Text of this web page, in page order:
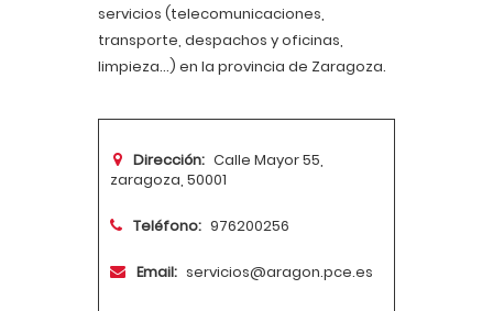
servicios (telecomunicaciones,
transporte, despachos y oficinas,
limpieza...) en la provincia de Zaragoza.
Dirección: Calle Mayor 55,
zaragoza, 50001
Teléfono: 976200256
Email: servicios@aragon.pce.es